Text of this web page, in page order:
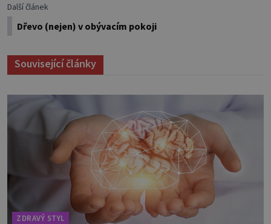
Další článek
Dřevo (nejen) v obývacím pokoji
Související články
ZDRAVÝ STYL